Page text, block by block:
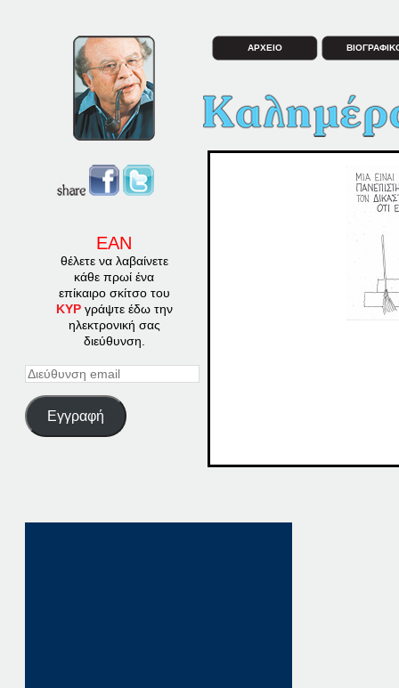
ΕΑΝ
θέλετε να λαβαίνετε
κάθε πρωί ένα
επίκαιρο σκίτσο του
ΚΥΡγράψτε έδω την
ηλεκτρονική σας
διεύθυνση.
Διεύθυνση
Εγγραφή
ΑΡΧΕΙΟ